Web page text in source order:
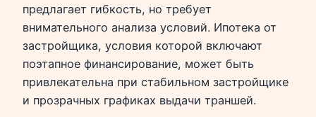
предлагает гибкость, но требует
внимательного анализа условий. Ипотека от
застройщика, условия которой включают
поэтапное финансирование, может быть
привлекательна при стабильном застройщике
и прозрачных графиках выдачи траншей.